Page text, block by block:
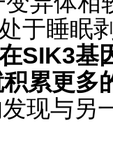
于睡眠
SIK3基
累更多
现与另